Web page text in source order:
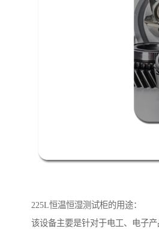
225L恒温恒湿测试柜的用途：
该设备主要是针对于电工、电子